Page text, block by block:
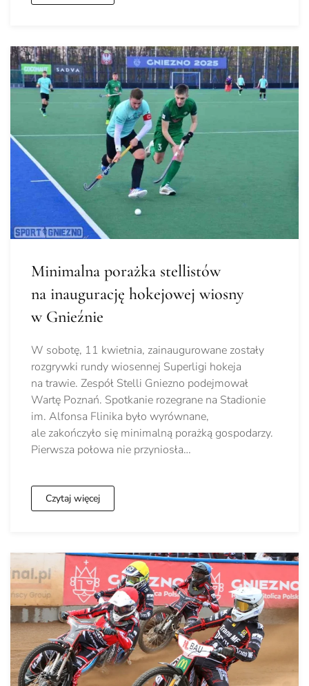
Minimalna porażka stellistów
na inaugurację hokejowej wiosny
w Gnieźnie
W sobotę, 11 kwietnia, zainaugurowane zostały
rozgrywki rundy wiosennej Superligi hokeja
na trawie. Zespół Stelli Gniezno podejmował
Wartę Poznań. Spotkanie rozegrane na Stadionie
im. Alfonsa Flinika było wyrównane,
ale zakończyło się minimalną porażką gospodarzy.
Pierwsza połowa nie przyniosła…
Czytaj więcej